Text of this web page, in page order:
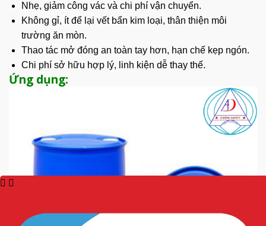
Nhẹ, giảm công vác và chi phí vận chuyển.
Không gỉ, ít để lại vết bẩn kim loại, thân thiện môi
trường ăn mòn.
Thao tácmở đóng an toàn tay hơn, hạn chế kẹp ngón.
Chi phí sở hữu hợp lý, linh kiện dễ thay thế.
Ứng dụng: